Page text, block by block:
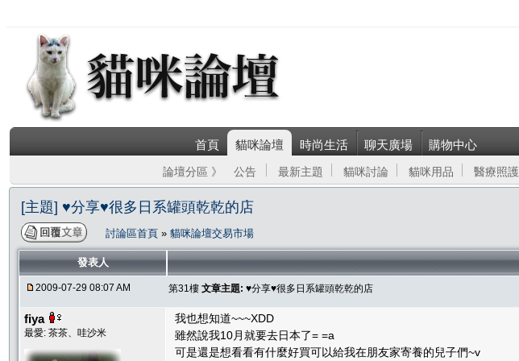
首頁 貓咪論壇 時尚生活 聊天廣場 購物中心
論壇分區 》 公告 最新主題 貓咪討論 貓咪用品 醫療照護
[主題] ♥分享♥很多日系罐頭乾乾的店
討論區首頁 » 貓咪論壇交易市場
發表人
2009-07-29 08:07 AM 第31樓 文章主題: ♥分享♥很多日系罐頭乾乾的店
fiya
最愛: 茶茶、哇沙米
我也想知道~~~XDD
雖然說我10月就要去日本了= =a
可是還是想看看有什麼好買可以給我在朋友家寄養的兒子們~v